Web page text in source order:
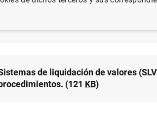
de liquidación de valores
(121 KB)